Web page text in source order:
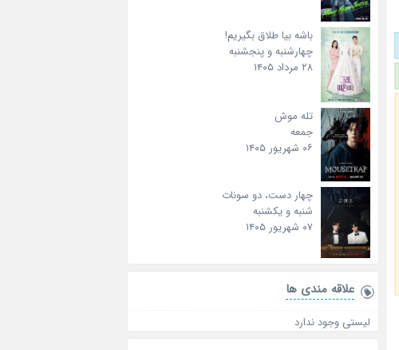
باشه بیا طلاق بگیریم!
چهارشنبه و پنجشنبه
۲۸ مرداد ۱۴۰۵
تله موش
جمعه
۰۶ شهریور ۱۴۰۵
چهار دست، دو سونات
شنبه و یکشنبه
۰۷ شهریور ۱۴۰۵
علاقه‌ مندی ها
لیستی وجود ندارد